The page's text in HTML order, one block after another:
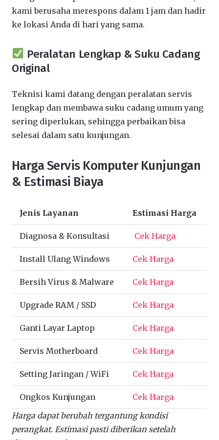
kami berusaha merespons dalam 1 jam dan hadir
ke lokasi Anda di hari yang sama.
Peralatan Lengkap & Suku Cadang
Original
Teknisi kami datang dengan peralatan servis
lengkap dan membawa suku cadang umum yang
sering diperlukan, sehingga perbaikan bisa
selesai dalam satu kunjungan.
Harga Servis Komputer Kunjungan
& Estimasi Biaya
Jenis Layanan Estimasi Harga
Diagnosa & Konsultasi Cek Harga
Install Ulang Windows Cek Harga
Bersih Virus & Malware Cek Harga
Upgrade RAM / SSD Cek Harga
Ganti Layar Laptop Cek Harga
Servis Motherboard Cek Harga
Setting Jaringan / WiFi Cek Harga
Ongkos Kunjungan
Cek Harga
Harga dapat berubah tergantung kondisi
perangkat. Estimasi pasti diberikan setelah